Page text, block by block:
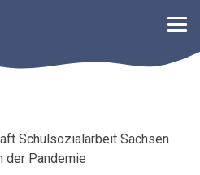
Schulsozialarbeit Sachsen
der Pandemie